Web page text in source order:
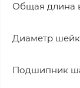
Общая длина
Диаметр
Подшипник